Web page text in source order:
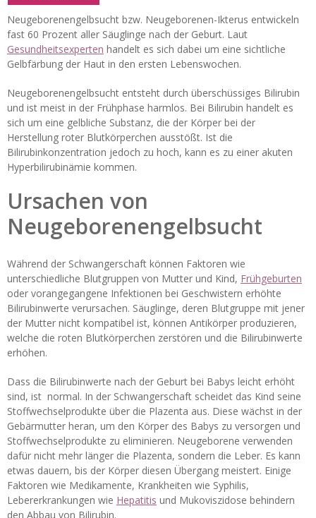
Neugeborenengelbsucht bzw. Neugeborenen-Ikterus entwickeln
fast 60 Prozent aller Säuglinge nach der Geburt. Laut
Gesundheitsexperten handelt es sich dabei um eine sichtliche
Gelbfärbung der Haut in den ersten Lebenswochen.
Neugeborenengelbsucht entsteht durch überschüssiges Bilirubin
und ist meist in der Frühphase harmlos. Bei Bilirubin handelt es
sich um eine gelbliche Substanz, die der Körper bei der
Herstellung roter Blutkörperchen ausstößt. Ist die
Bilirubinkonzentration jedoch zu hoch, kann es zu einer akuten
Hyperbilirubinämie kommen.
Ursachen von
Neugeborenengelbsucht
Während der Schwangerschaft können Faktoren wie
unterschiedliche Blutgruppen von Mutter und Kind, Frühgeburten
oder vorangegangene Infektionen bei Geschwistern erhöhte
Bilirubinwerte verursachen. Säuglinge, deren Blutgruppe mit jener
der Mutter nicht kompatibel ist, können Antikörper produzieren,
welche die roten Blutkörperchen zerstören und die Bilirubinwerte
erhöhen.
Dass die Bilirubinwerte nach der Geburt bei Babys leicht erhöht
sind, ist normal. In der Schwangerschaft scheidet das Kind seine
Stoffwechselprodukte über die Plazenta aus. Diese wächst in der
Gebärmutter heran, um den Körper des Babys zu versorgen und
Stoffwechselprodukte zu eliminieren. Neugeborene verwenden
dafür nicht mehr länger die Plazenta, sondern die Leber. Es kann
etwas dauern, bis der Körper diesen Übergang meistert. Einige
Faktoren wie Medikamente, Krankheiten wie Syphilis,
Lebererkrankungen wie Hepatitis und Mukoviszidose behindern
den Abbau von Bilirubin.